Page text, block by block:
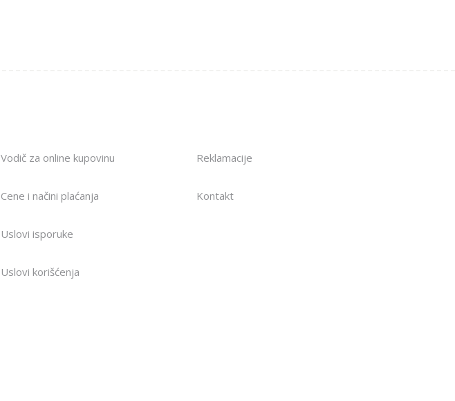
Vodič za online kupovinu
Cene i načini plaćanja
Uslovi isporuke
Uslovi korišćenja
Reklamacije
Kontakt